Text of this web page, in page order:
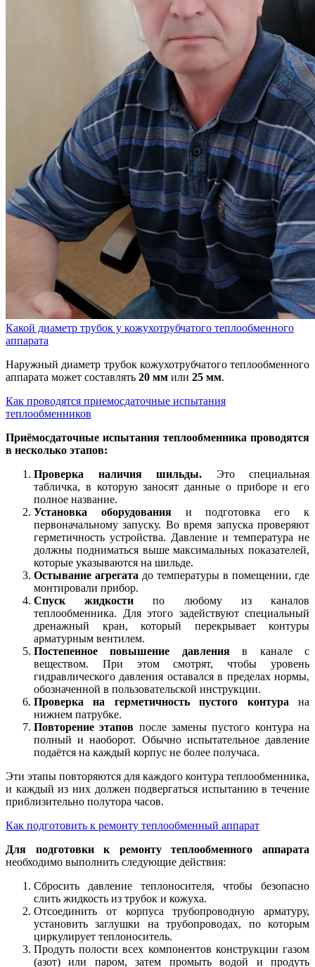
Какой диаметр трубок у кожухотрубчатого теплообменного
аппарата
Наружный диаметр трубок кожухотрубчатого теплообменного
аппарата может составлять 20 мм или 25 мм.
Как проводятся приемосдаточные испытания
теплообменников
Приёмосдаточные испытания теплообменника проводятся
в несколько этапов:
Проверка наличия шильды. Это специальная
табличка, в которую заносят данные о приборе и его
полное название.
Установка оборудованияи подготовка его к
первоначальному запуску. Во время запуска проверяют
герметичность устройства. Давление и температура не
должны подниматься выше максимальных показателей,
которые указываются на шильде.
Остывание агрегата до температуры в помещении, где
монтировали прибор.
Спуск жидкости по любому из каналов
теплообменника. Для этого задействуют специальный
дренажный кран, который перекрывает контуры
арматурным вентилем.
Постепенное повышение давленияв канале с
веществом. При этом смотрят, чтобы уровень
гидравлического давления оставался в пределах нормы,
обозначенной в пользовательской инструкции.
Проверка на герметичность пустого контура на
нижнем патрубке.
Повторение этапов после замены пустого контура на
полный и наоборот. Обычно испытательное давление
подаётся на каждый корпус не более получаса.
Эти этапы повторяются для каждого контура теплообменника,
и каждый из них должен подвергаться испытанию в течение
приблизительно полутора часов.
Как подготовить к ремонту теплообменный аппарат
Для подготовки к ремонту теплообменного аппарата
необходимо выполнить следующие действия:
Сбросить давление теплоносителя, чтобы безопасно
слить жидкость из трубок и кожуха.
Отсоединить от корпуса трубопроводную арматуру,
установить заглушки на трубопроводах, по которым
циркулирует теплоноситель.
Продуть полости всех компонентов конструкции газом
(азот) или паром, затем промыть водой и продуть